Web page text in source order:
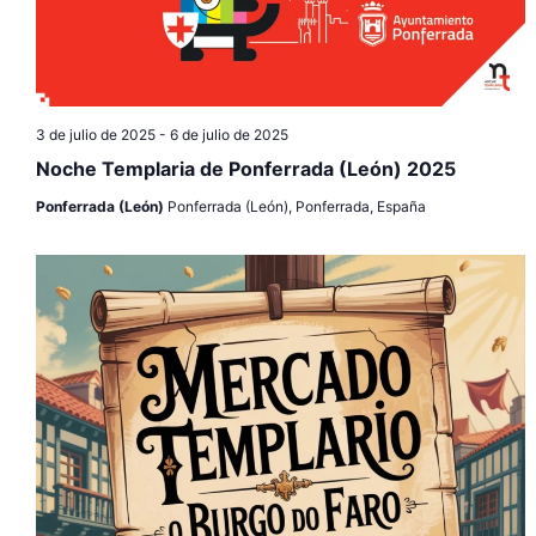
Noche Templaria de Ponferrada (León) 2025
3 de julio de 2025- 6 de julio de 2025
Ponferrada (León) Ponferrada (León), Ponferrada, España